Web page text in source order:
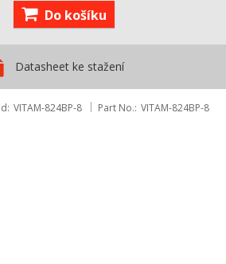
Do košíku
Datasheet ke stažení
VITAM-824BP-8 Part No. VITAM-824BP-8